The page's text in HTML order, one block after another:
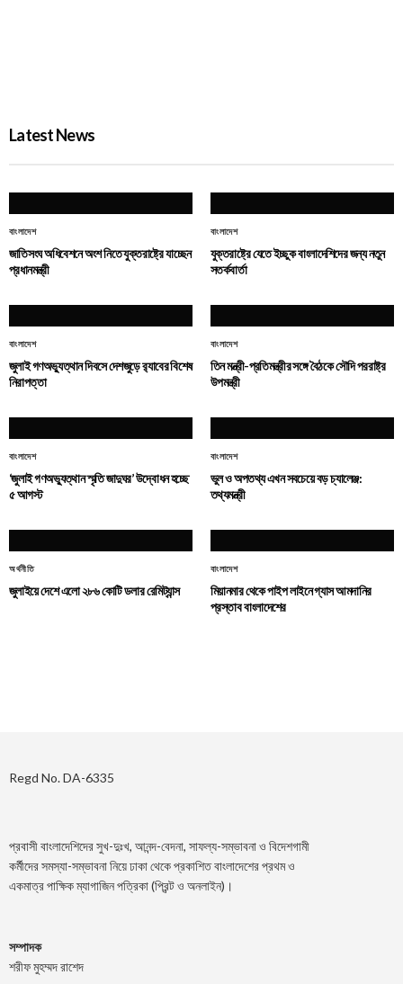
Latest News
বাংলাদেশ
জাতিসংঘ অধিবেশনে অংশ নিতে যুক্তরাষ্ট্রে যাচ্ছেন
প্রধানমন্ত্রী
বাংলাদেশ
যুক্তরাষ্ট্রে যেতে ইচ্ছুক বাংলাদেশিদের জন্য নতুন
সতর্কবার্তা
বাংলাদেশ
জুলাই গণঅভ্যুত্থান দিবসে দেশজুড়ে র‌্যাবের বিশেষ
নিরাপত্তা
বাংলাদেশ
তিন মন্ত্রী-প্রতিমন্ত্রীর সঙ্গে বৈঠকে সৌদি পররাষ্ট্র
উপমন্ত্রী
বাংলাদেশ
‘জুলাই গণঅভ্যুত্থান স্মৃতি জাদুঘর’ উদ্বোধন হচ্ছে
৫ আগস্ট
বাংলাদেশ
ভুল ও অপতথ্য এখন সবচেয়ে বড় চ্যালেঞ্জ:
তথ্যমন্ত্রী
অর্থনীতি
জুলাইয়ে দেশে এলো ২৮৬ কোটি ডলার রেমিট্যান্স
বাংলাদেশ
মিয়ানমার থেকে পাইপ লাইনে গ্যাস আমদানির
প্রস্তাব বাংলাদেশের
Regd No. DA-6335
প্রবাসী বাংলাদেশিদের সুখ-দুঃখ, আনন্দ-বেদনা, সাফল্য-সম্ভাবনা ও বিদেশগামী
কর্মীদের সমস্যা-সম্ভাবনা নিয়ে ঢাকা থেকে প্রকাশিত বাংলাদেশের প্রথম ও
একমাত্র পাক্ষিক ম্যাগাজিন পত্রিকা (প্রিন্ট ও অনলাইন)।
সম্পাদক
শরীফ মুহম্মদ রাশেদ